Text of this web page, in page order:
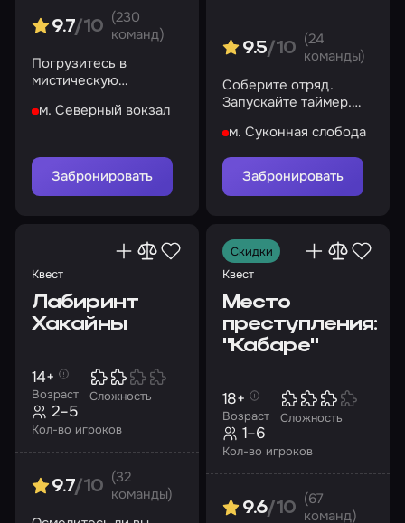
9.7/10
(230
команд)
Погрузитесь в
мистическую
м. Северный вокзал
Забронировать
9.5/10
(24
команды)
Соберите отряд.
Запускайте таймер.
начинается сейчас
м. Суконная слобода
Забронировать
Квест
Лабиринт
Хакайны
Возраст
14+
Сложность
Кол-во игроков
2–5
9.7/10
(32
команды)
Скидки
Квест
Место
преступления:
"Кабаре"
Возраст
18+
Сложность
Кол-во игроков
1–6
9.6/10
(67
команд)